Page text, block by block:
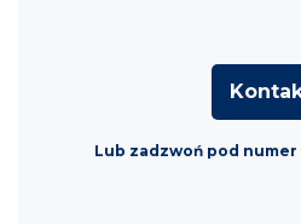
Lub zadzwoń pod numer